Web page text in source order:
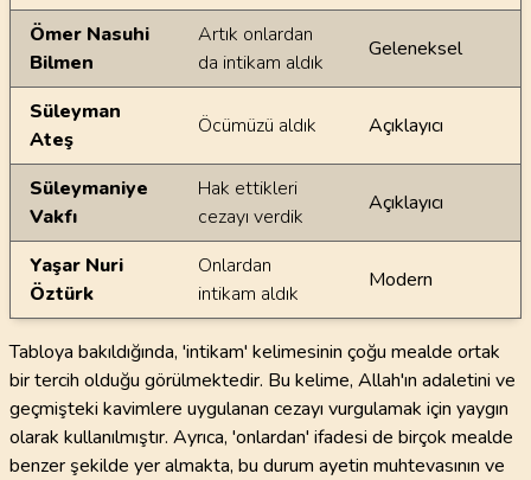
Ömer Nasuhi
Bilmen
Artık onlardan
da intikam aldık
Geleneksel
Süleyman
Ateş
Öcümüzü aldık Açıklayıcı
Süleymaniye
Vakfı
Hak ettikleri
cezayı verdik
Açıklayıcı
Yaşar Nuri
Öztürk
Onlardan
intikam aldık
Modern
Tabloya bakıldığında, 'intikam' kelimesinin çoğu mealde ortak
bir tercih olduğu görülmektedir. Bu kelime, Allah'ın adaletini ve
geçmişteki kavimlere uygulanan cezayı vurgulamak için yaygın
olarak kullanılmıştır. Ayrıca, 'onlardan' ifadesi de birçok mealde
benzer şekilde yer almakta, bu durum ayetin muhtevasının ve